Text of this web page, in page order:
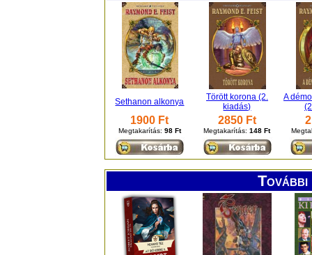
Sethanon alkonya
Törött korona (2.
kiadás)
A
1900 Ft
Megtakarítás: 98 Ft
2850 Ft
Megtakarítás:148 Ft